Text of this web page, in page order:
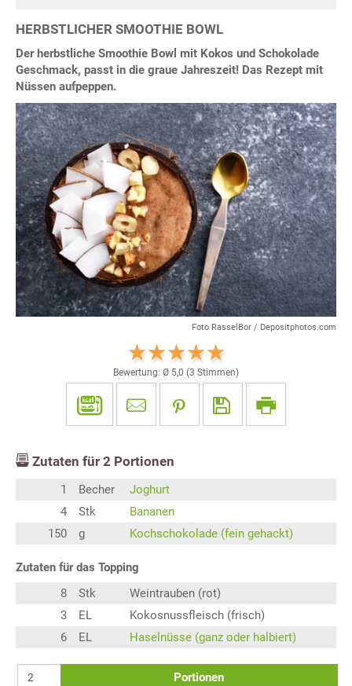
HERBSTLICHER SMOOTHIE BOWL
Der herbstliche Smoothie Bowl mit Kokos und Schokolade
Geschmack, passt in die graue Jahreszeit! Das Rezept mit
Nüssen aufpeppen.
Foto RasselBor / Depositphotos.com
Bewertung: Ø 5,0 (3 Stimmen)
Zutaten für 2 Portionen
1 Becher
Joghurt
4
Stk
Bananen
150
g Kochschokolade (fein gehackt)
Zutaten für das Topping
8
Stk
Weintrauben (rot)
3
EL
Kokosnussfleisch (frisch)
6
EL Haselnüsse (ganz oder halbiert)
Portionen